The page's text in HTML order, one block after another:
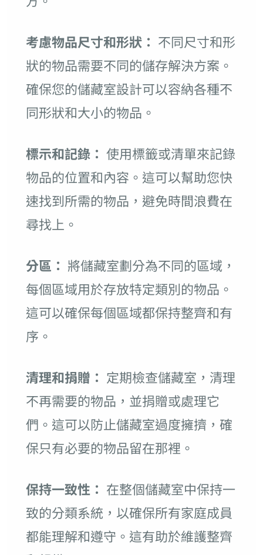
考慮物品尺寸和形狀： 不同尺寸和形
狀的物品需要不同的儲存解決方案。
確保您的儲藏室設計可以容納各種不
同形狀和大小的物品。
標示和記錄： 使用標籤或清單來記錄
物品的位置和內容。這可以幫助您快
速找到所需的物品，避免時間浪費在
尋找上。
分區： 將儲藏室劃分為不同的區域，
每個區域用於存放特定類別的物品。
這可以確保每個區域都保持整齊和有
序。
清理和捐贈： 定期檢查儲藏室，清理
不再需要的物品，並捐贈或處理它
們。這可以防止儲藏室過度擁擠，確
保只有必要的物品留在那裡。
保持一致性： 在整個儲藏室中保持一
致的分類系統，以確保所有家庭成員
都能理解和遵守。這有助於維護整齊